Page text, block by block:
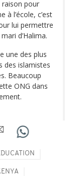
raison pour
à l’école, c’est
lui permettre
d’Halima.
une des plus
des islamistes
Beaucoup
ONG dans